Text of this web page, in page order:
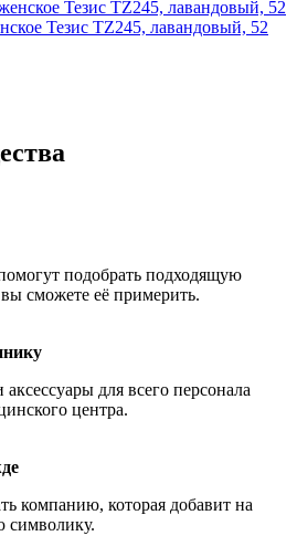
Тезис TZ245, лавандовый, 52
подобрать подходящую
сможете её примерить.
для всего персонала
центра.
компанию, которая добавит на
символику.